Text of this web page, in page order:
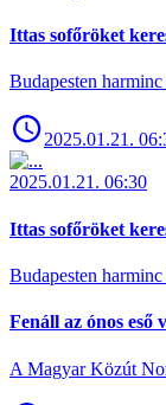
Ittas sofőröket
Budapesten
2025.01.21.
2025.01.21. 06:30
Ittas sofőröket
Budapesten
Fenáll az ónos eső
A Magyar Közút